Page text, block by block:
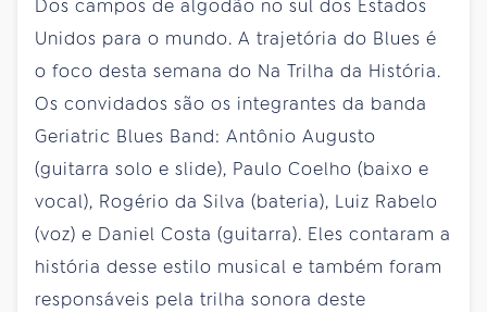
Dos campos de algodão no sul dos Estados
Unidos para o mundo. A trajetória do Blues é
o foco desta semana do Na Trilha da História.
Os convidados são os integrantes da banda
Geriatric Blues Band: Antônio Augusto
(guitarra solo e slide), Paulo Coelho (baixo e
vocal), Rogério da Silva (bateria), Luiz Rabelo
(voz) e Daniel Costa (guitarra). Eles contaram a
história desse estilo musical e também foram
responsáveis pela trilha sonora deste